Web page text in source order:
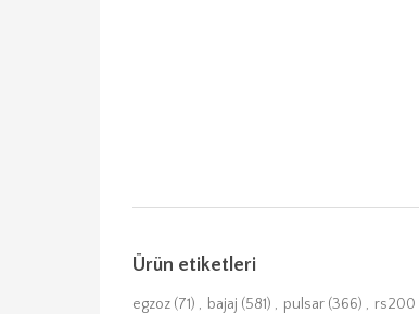
Ürün etiketleri
egzoz (71) , bajaj (581) , pulsar (366) , rs200